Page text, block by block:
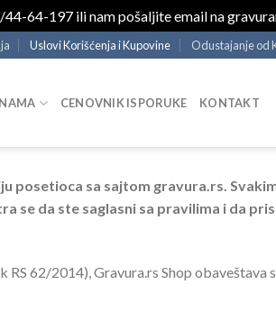
64-197 ili nam pošaljite email na
Uslovi Korišćenja i Kupovine Odustajanje od
CENOVNIK ISPORUKE KONTAKT
posetioca sa sajtom gravura.rs.
se da ste saglasni sa pravilima i da
62/2014), Gravura.rs Shop obaveštava